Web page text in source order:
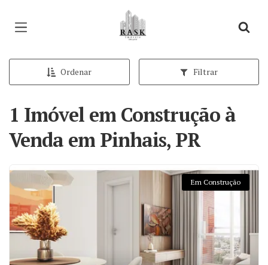
Página inicial
Ordenar Filtrar
1 Imóvel em Construção à
Venda em Pinhais, PR
Em Construção